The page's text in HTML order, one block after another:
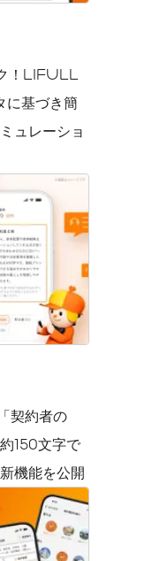
！LIFULL
に基づき簡
ュレーショ
契約者の
150文字で
機能を公開